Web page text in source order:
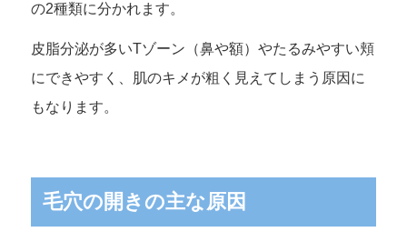
の2種類に分かれます。
皮脂分泌が多いTゾーン（鼻や額）やたるみやすい頬
にできやすく、肌のキメが粗く見えてしまう原因に
もなります。
毛穴の開きの主な原因